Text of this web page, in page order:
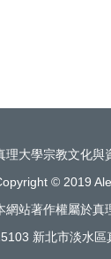
理大學宗教文化與
© 2019
網站著作權屬於真
新北市淡水區